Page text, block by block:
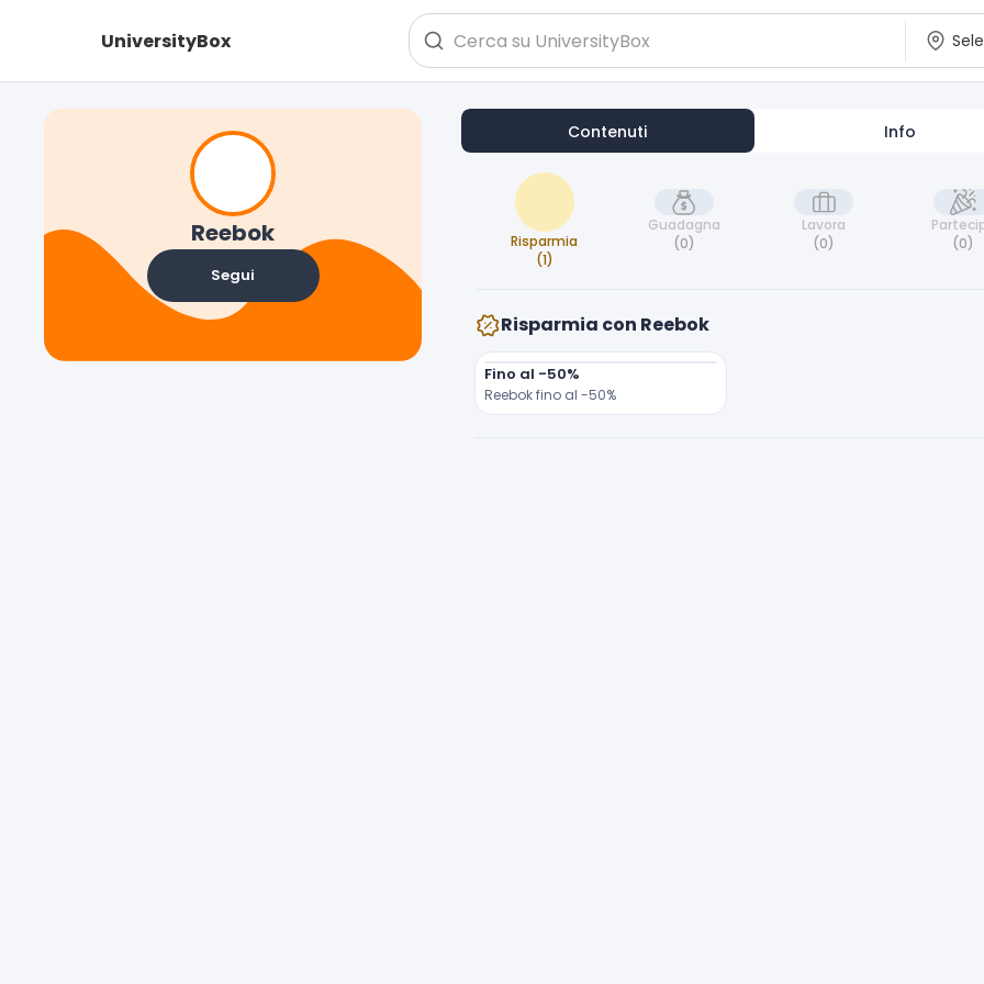
UniversityBox
Reebok
Segui
Contenuti Info
Risparmia
(1)
Guadagna
(0)
Lavora
(0)
(0)
Risparmia con Reebok
Fino al -50%
Reebok fino al -50%